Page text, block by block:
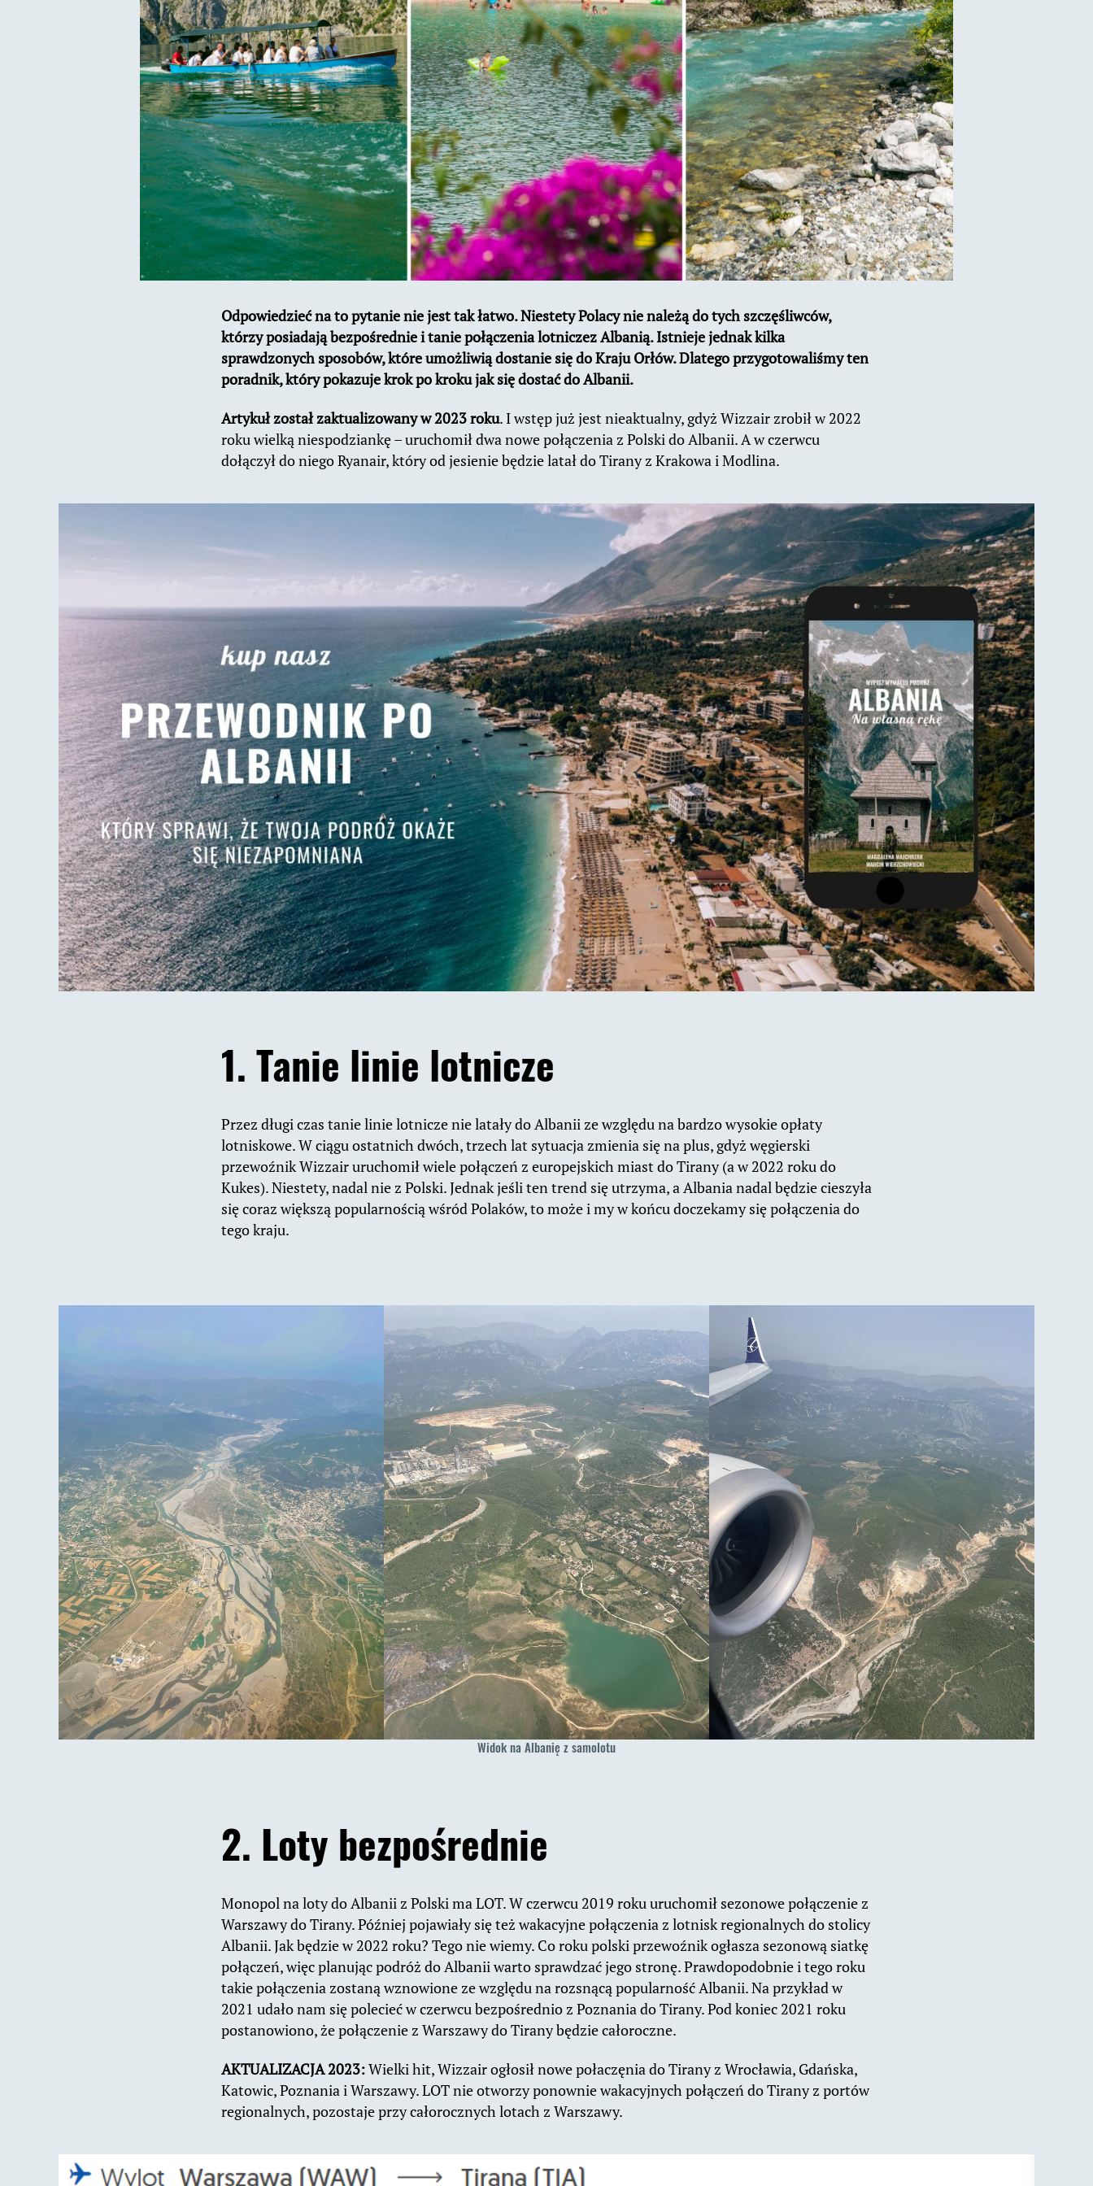
Odpowiedzieć na to pytanie nie jest tak łatwo. Niestety Polacy nie należą do tych szczęśliwców,
którzy posiadają bezpośrednie i tanie połączenia lotniczez Albanią. Istnieje jednak kilka
sprawdzonych sposobów, które umożliwią dostanie się do Kraju Orłów. Dlatego przygotowaliśmy ten
poradnik, który pokazuje krok po kroku jak się dostać do Albanii.
Artykuł został zaktualizowany w 2023 roku. I wstęp już jest nieaktualny, gdyż Wizzair zrobił w 2022
roku wielką niespodziankę – uruchomił dwa nowe połączenia z Polski do Albanii. A w czerwcu
dołączył do niego Ryanair, który od jesienie będzie latał do Tirany z Krakowa i Modlina.
1. Tanie linie lotnicze
Przez długi czas tanie linie lotnicze nie latały do Albanii ze względu na bardzo wysokie opłaty
lotniskowe. W ciągu ostatnich dwóch, trzech lat sytuacja zmienia się na plus, gdyż węgierski
przewoźnik Wizzair uruchomił wiele połączeń z europejskich miast do Tirany (a w 2022 roku do
Kukes). Niestety, nadal nie z Polski. Jednak jeśli ten trend się utrzyma, a Albania nadal będzie cieszyła
się coraz większą popularnością wśród Polaków, to może i my w końcu doczekamy się połączenia do
tego kraju.
Widok na Albanię z samolotu
2. Loty bezpośrednie
Monopol na loty do Albanii z Polski ma LOT. W czerwcu 2019 roku uruchomił sezonowe połączenie z
Warszawy do Tirany. Później pojawiały się też wakacyjne połączenia z lotnisk regionalnych do stolicy
Albanii. Jak będzie w 2022 roku? Tego nie wiemy. Co roku polski przewoźnik ogłasza sezonową siatkę
połączeń, więc planując podróż do Albanii warto sprawdzać jego stronę. Prawdopodobnie i tego roku
takie połączenia zostaną wznowione ze względu na rozsnącą popularność Albanii. Na przykład w
2021 udało nam się polecieć w czerwcu bezpośrednio z Poznania do Tirany. Pod koniec 2021 roku
postanowiono, że połączenie z Warszawy do Tirany będzie całoroczne.
AKTUALIZACJA 2023:Wielki hit, Wizzair ogłosił nowe połaczęnia do Tirany z Wrocławia, Gdańska,
Katowic, Poznania i Warszawy. LOT nie otworzy ponownie wakacyjnych połączeń do Tirany z portów
regionalnych, pozostaje przy całorocznych lotach z Warszawy.